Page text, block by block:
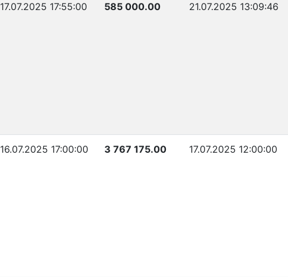
17.07.2025 17:55:00 585 000.00 21.07.2025 13:09:46
16.07.2025 17:00:00 3 767 175.00 17.07.2025 12:00:00